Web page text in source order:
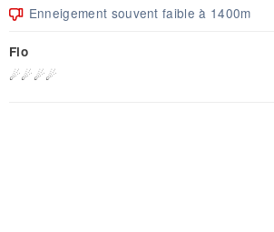
Enneigement souvent faible à 1400m
Flo
☄☄☄☄